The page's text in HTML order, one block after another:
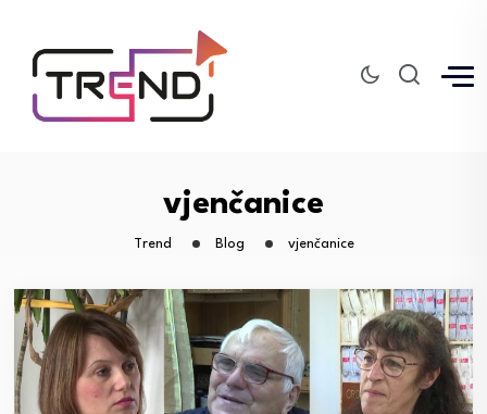
vjenčanice
Trend Blog vjenčanice